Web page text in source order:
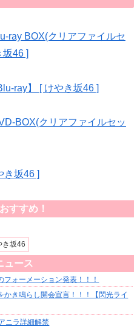
ray BOX(クリアファイルセ
46 ]
ray】 [ けやき坂46 ]
BOX(クリアファイルセッ
き坂46 ]
すすめ！
き坂46
ュース
ォーメーション発表！！！
かき鳴らし開会宣言！！！【閃光ライ
ニラ詳細解禁